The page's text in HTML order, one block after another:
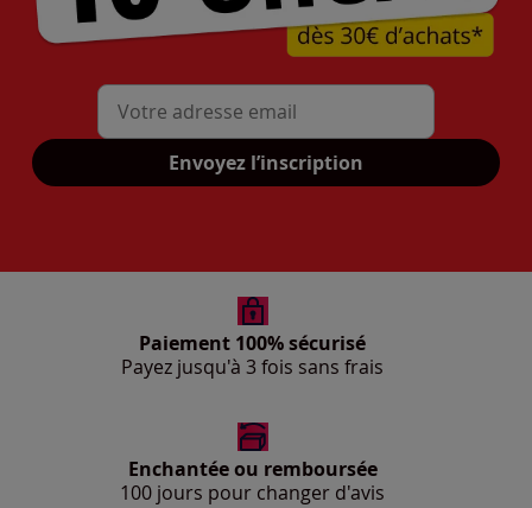
Mon adresse mail
Envoyez l’inscription
Paiement 100% sécurisé
Payez jusqu'à 3 fois sans frais
Enchantée ou remboursée
100 jours pour changer d'avis